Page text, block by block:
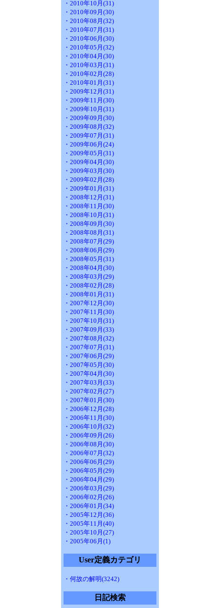
・2010年10月(31)
・2010年09月(30)
・2010年08月(32)
・2010年07月(31)
・2010年06月(30)
・2010年05月(32)
・2010年04月(30)
・2010年03月(31)
・2010年02月(28)
・2010年01月(31)
・2009年12月(31)
・2009年11月(30)
・2009年10月(31)
・2009年09月(30)
・2009年08月(32)
・2009年07月(31)
・2009年06月(24)
・2009年05月(31)
・2009年04月(30)
・2009年03月(30)
・2009年02月(28)
・2009年01月(31)
・2008年12月(31)
・2008年11月(30)
・2008年10月(31)
・2008年09月(30)
・2008年08月(31)
・2008年07月(29)
・2008年06月(29)
・2008年05月(31)
・2008年04月(30)
・2008年03月(29)
・2008年02月(28)
・2008年01月(31)
・2007年12月(30)
・2007年11月(30)
・2007年10月(31)
・2007年09月(33)
・2007年08月(32)
・2007年07月(31)
・2007年06月(29)
・2007年05月(30)
・2007年04月(30)
・2007年03月(33)
・2007年02月(27)
・2007年01月(30)
・2006年12月(28)
・2006年11月(30)
・2006年10月(32)
・2006年09月(26)
・2006年08月(30)
・2006年07月(32)
・2006年06月(29)
・2006年05月(29)
・2006年04月(29)
・2006年03月(29)
・2006年02月(26)
・2006年01月(34)
・2005年12月(36)
・2005年11月(40)
・2005年10月(27)
・2005年06月(1)
User定義カテゴリ
・何故の解明(3242)
日記検索